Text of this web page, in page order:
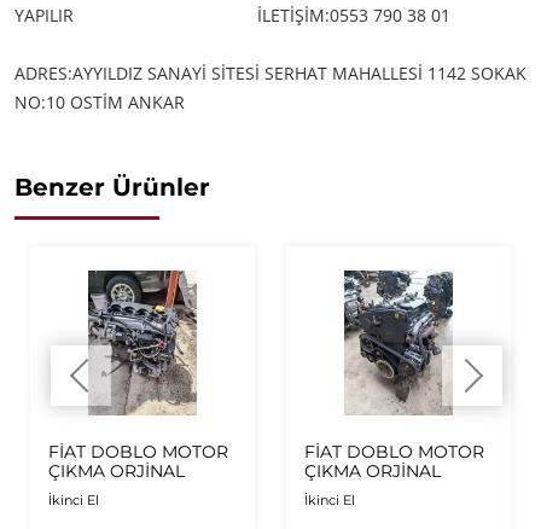
YAPILIR
İLETİŞİM:0553 790 38 01
ADRES:AYYILDIZ SANAYİ SİTESİ SERHAT MAHALLESİ 1142 SOKAK
NO:10 OSTİM ANKAR
Benzer Ürünler
FİAT DOBLO MOTOR
ÇIKMA ORJİNAL
İkinci El
FİAT DOBLO MOTOR
ÇIKMA ORJİNAL
İkinci El